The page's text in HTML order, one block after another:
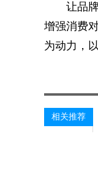
让品
增强消费
为动力，
相关推荐